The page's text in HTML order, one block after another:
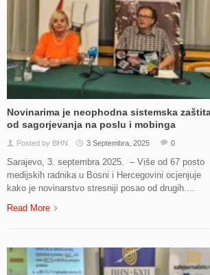
Novinarima je neophodna sistemska
od sagorjevanja na poslu i mobinga
Posted by BHN 3 Septembra, 2025 0
Sarajevo, 3. septembra 2025. – Više od 67 posto
medijskih radnika u Bosni i Hercegovini ocjenjuje
kako je novinarstvo stresniji posao od drugih....
Read More